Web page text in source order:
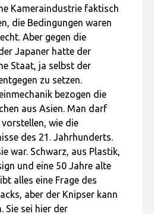
Kameraindustrie faktisch
die Bedingungen waren
Aber gegen die
Japaner hatte der
Staat, ja selbst der
zu setzen.
bezogen die
aus Asien. Man darf
wie die
des 21. Jahrhunderts.
war. Schwarz, aus Plastik,
und eine 50 Jahre alte
alles eine Frage des
aber der Knipser kann
Sie sei hier der